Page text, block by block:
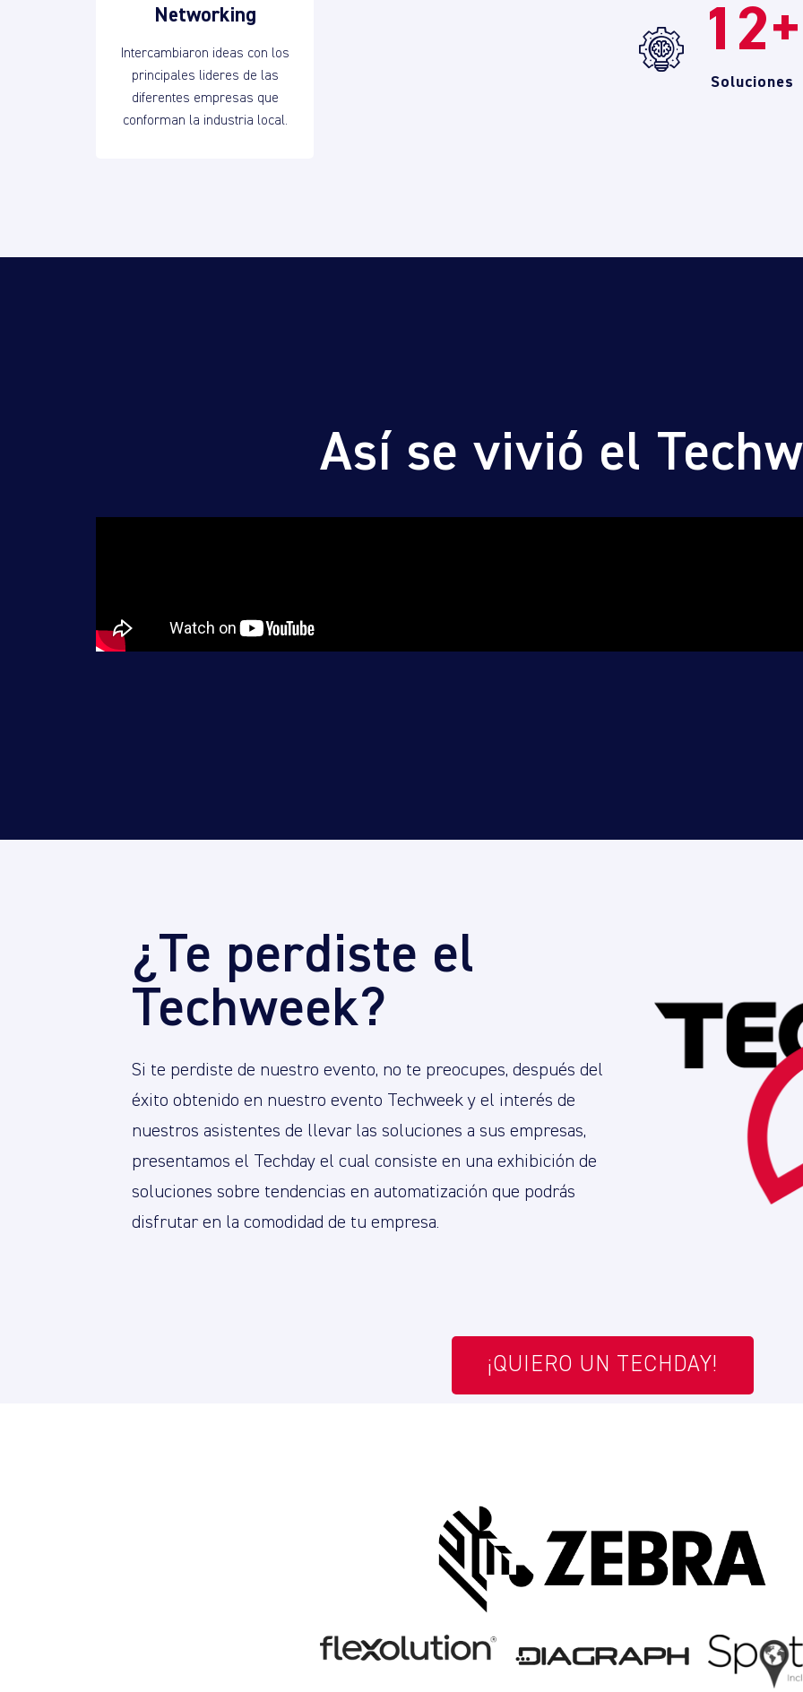
Networking
Intercambiaron ideas con los
principales lideres de las
diferentes empresas que
conforman la industria local.
Soluciones
12+
Así se vivió el
¿Te perdiste el
Techweek?
Si te perdiste de nuestro evento, no te preocupes, después del
éxito obtenido en nuestro evento Techweek y el interés de
nuestros asistentes de llevar las soluciones a sus empresas,
presentamos el Techday el cual consiste en una exhibición de
soluciones sobre tendencias en automatización que podrás
disfrutar en la comodidad de tu empresa.
¡QUIERO UN TECHDAY!